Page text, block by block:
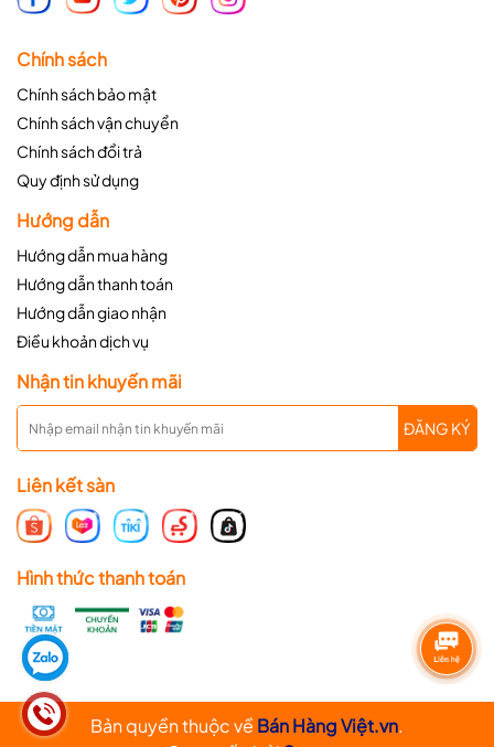
Chính sách
Chính sách bảo mật
Chính sách vận chuyển
Chính sách đổi trả
Quy định sử dụng
Hướng dẫn
Hướng dẫn mua hàng
Hướng dẫn thanh toán
Hướng dẫn giao nhận
Điều khoản dịch vụ
Nhận tin khuyến mãi
ĐĂNG KÝ
Liên kết sàn
Hình thức thanh toán
Bản quyền thuộc về Bán Hàng Việt.vn.